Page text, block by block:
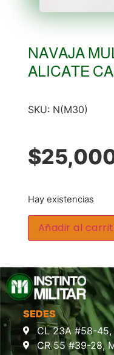
NAVAJA
ALICATE
SKU: N(M30)
$
Hay existencias
Añadir al
SEDES
CL 23A #58-
CR 55 #39-28,